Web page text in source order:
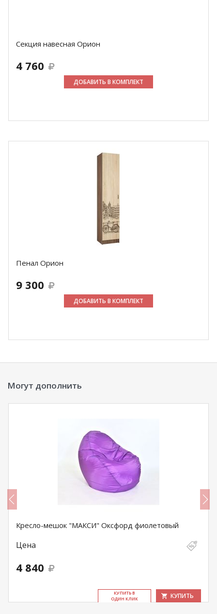
Секция навесная Орион
4 760
ДОБАВИТЬ В КОМПЛЕКТ
Пенал Орион
9 300
ДОБАВИТЬ В КОМПЛЕКТ
Могут дополнить
Кресло-мешок "МАКСИ" Оксфорд фиолетовый
Цена
4 840
КУ­ПИТЬ В
ОДИН КЛИК
КУПИТЬ